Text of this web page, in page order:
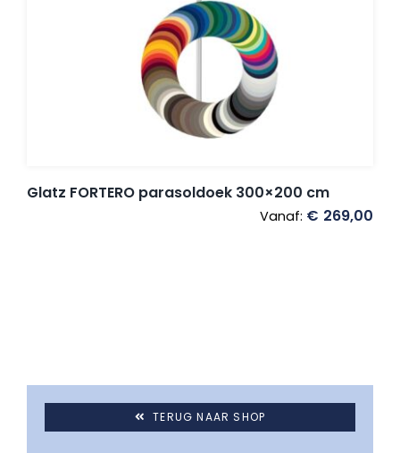
Glatz stofstalen collectie Sampleboeken
Umbrosa en Paraflex parasoldoeken
Glatz FORTERO parasoldoek 300×200 cm
Vanaf: € 269,00
TERUG NAAR SHOP